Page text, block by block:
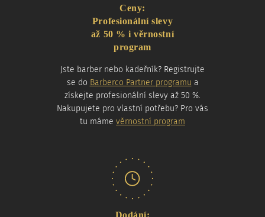
Ceny:
Profesionální slevy
až 50 % i věrnostní
program
Jste barber nebo kadeřník? Registrujte
se do Barberco Partner programu a
získejte profesionální slevy až 50 %.
Nakupujete pro vlastní potřebu? Pro vás
tu máme věrnostní program